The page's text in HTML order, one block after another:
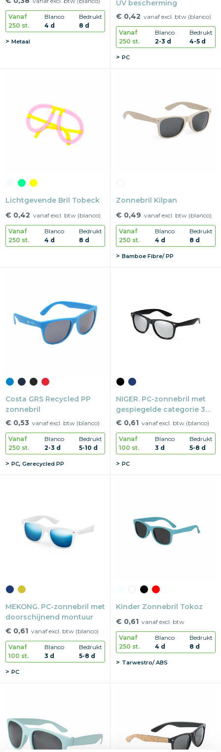
Vanaf
250 st.
Blanco
4 d
Bedrukt
8 d
Metaal
UV bescherming
€ 0,42 vanaf excl. btw (blanco)
Vanaf
250 st.
Blanco
2-3 d
Bedrukt
4-5 d
PC
Lichtgevende Bril Tobeck
€ 0,42 vanaf excl. btw (blanco)
Vanaf
250 st.
Blanco
4 d
Bedrukt
8 d
Zonnebril Kilpan
€ 0,49 vanaf excl. btw (blanco)
Vanaf
250 st.
Blanco
4 d
Bedrukt
8 d
Bamboe Fibre/ PP
Costa GRS Recycled PP
zonnebril
€ 0,53 vanaf excl. btw (blanco)
Vanaf
250 st.
Blanco
2-3 d
Bedrukt
5-10 d
PC, Gerecycled PP
NIGER. PC-zonnebril met
gespiegelde categorie 3
glazen
€ 0,61 vanaf excl. btw (blanco)
Vanaf
100 st.
Blanco
3 d
Bedrukt
5-8 d
PC
MEKONG. PC-zonnebril met
doorschijnend montuur
€ 0,61 vanaf excl. btw (blanco)
Vanaf
100 st.
Blanco
3 d
Bedrukt
5-8 d
PC
Kinder Zonnebril Tokoz
€ 0,61 vanaf excl. btw
Vanaf
250 st.
Blanco
4 d
Bedrukt
8 d
Tarwestro/ ABS